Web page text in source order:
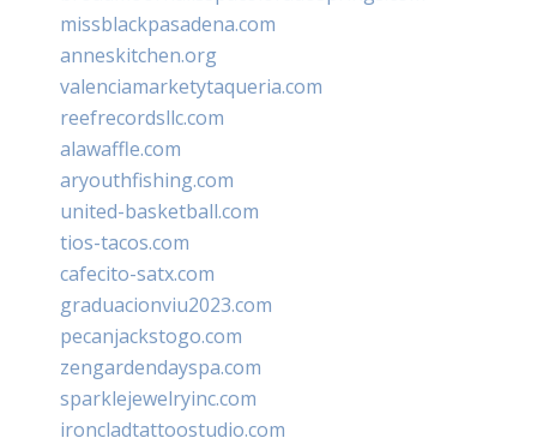
missblackpasadena.com
anneskitchen.org
valenciamarketytaqueria.com
reefrecordsllc.com
alawaffle.com
aryouthfishing.com
united-basketball.com
tios-tacos.com
cafecito-satx.com
graduacionviu2023.com
pecanjackstogo.com
zengardendayspa.com
sparklejewelryinc.com
ironcladtattoostudio.com